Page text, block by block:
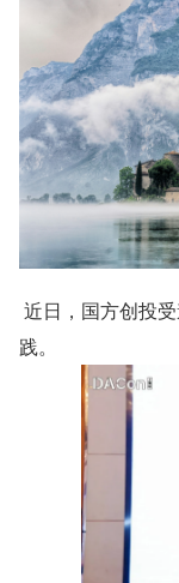
近日，国方创投
践。